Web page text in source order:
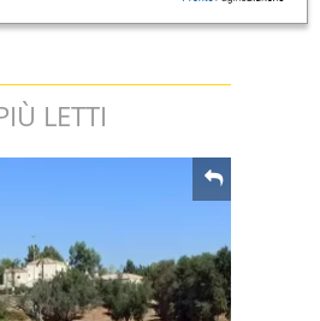
LETTI